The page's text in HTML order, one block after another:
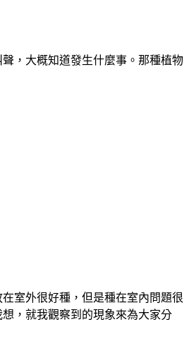
，大概知道發生什麼事。那種植物
室外很好種，但是種在室內問題很
，就我觀察到的現象來為大家分